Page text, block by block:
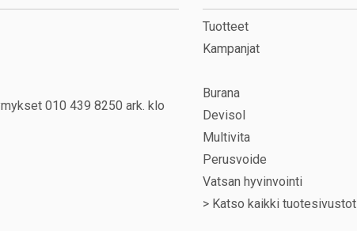
010 439 8250 ark. klo
Tuotteet
Kampanjat
Burana
Devisol
Multivita
Perusvoide
Vatsan hyvinvointi
> Katso kaikki tuotesivustot